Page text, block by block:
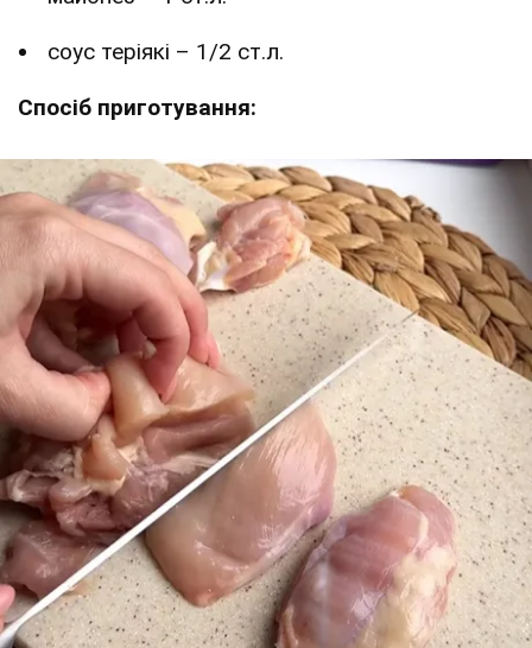
соус теріякі – 1/2 ст.л.
Спосіб приготування: